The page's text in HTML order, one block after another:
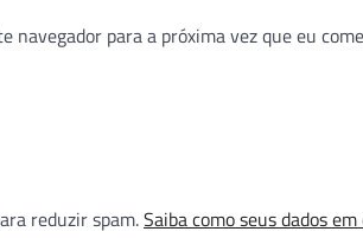
navegador para a próxima vez que eu
reduzir spam.Saiba como seus dados